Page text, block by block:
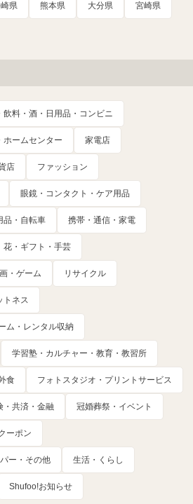
県 熊本県 大分県 宮崎県
飲料・酒・日用品・コンビニ
ホームセンター 家電店
店 ファッション
眼鏡・コンタクト・ケア用品
品・自転車 携帯・通信・家電
花・ギフト・手芸
・ゲーム リサイクル
トネス
ム・レンタル収納
学習塾・カルチャー・教育・教習所
食 フォトスタジオ・プリントサービス
・共済・金融 冠婚葬祭・イベント
ーポン
ー・その他 生活・くらし
Shufoo!お知らせ